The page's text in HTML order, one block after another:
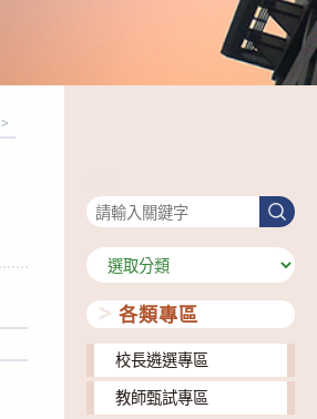
>
搜
尋
分
類
各類專區
校長遴選專區
教師甄試專區